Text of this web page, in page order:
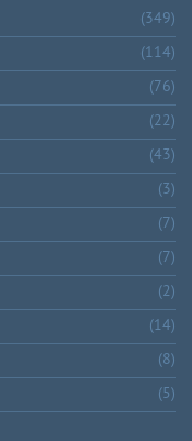
(349)
(114)
(76)
(22)
(43)
(3)
(7)
(7)
(2)
(14)
(8)
(5)